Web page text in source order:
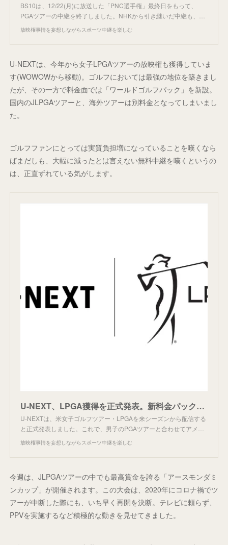
BS10は、12/22(月)に放送した「PNC選手権」最終日をもって、
PGAツアーの中継を終了しました。NHKから引き継いだ中継も、…
放映権事情を妄想しながらスポーツ中継を楽しむ
U-NEXTは、今年から女子LPGAツアーの放映権も獲得していま
す(WOWOWから移動)。ゴルフにおいては最強の地位を築きまし
たが、その一方で料金面では「ワールドゴルフパック」を新設。
国内のJLPGAツアーと、海外ツアーは別料金となってしまいまし
た。
ゴルフファンにとっては実質負担増になっていることを嘆くなら
ばまだしも、大幅に減ったとは言えない無料中継を嘆くというの
は、正直ずれている気がします。
U-NEXT、LPGA獲得を正式発表。新料金パックで配信
U-NEXTは、米女子ゴルフツアー・LPGAを来シーズンから配信する
と正式発表しました。これで、男子のPGAツアーと合わせてアメ…
放映権事情を妄想しながらスポーツ中継を楽しむ
今週は、JLPGAツアーの中でも最高賞金を誇る「アースモンダミ
ンカップ」が開催されます。この大会は、2020年にコロナ禍でツ
アーが中断した際にも、いち早く再開を決断。テレビに頼らず、
PPVを実施するなど積極的な動きを見せてきました。